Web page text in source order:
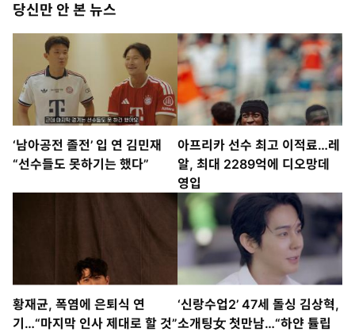
당신만 안 본 뉴스
‘남아공전 졸전’ 입 연 김민재
“선수들도 못하기는 했다”
아프리카 선수 최고 이적료…레
알, 최대 2289억에 디오망데
영입
황재균, 폭염에 은퇴식 연
기…“마지막 인사 제대로 할 것”
‘신랑수업2’ 47세 돌싱 김상혁,
소개팅女 첫만남…“하얀 튤립